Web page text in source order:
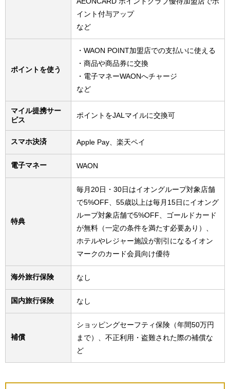
イント付与アップ
など
ポイントを使う
・WAON POINT加盟店での支払いに使える
・商品や商品券に交換
・電子マネーWAONへチャージ
など
マイル提携サー
ビス
ポイントをJALマイルに交換可
スマホ決済 Apple Pay、楽天ペイ
電子マネー WAON
特典
毎月20日・30日はイオングループ対象店舗
で5%OFF、55歳以上は毎月15日にイオング
ループ対象店舗で5%OFF、ゴールドカード
が無料（一定の条件を満たす必要あり）、
ホテルやレジャー施設が割引になるイオン
マークのカード会員向け優待
海外旅行保険 なし
国内旅行保険 なし
補償
ショッピングセーフティ保険（年間50万円
まで）、不正利用・盗難された際の補償な
ど